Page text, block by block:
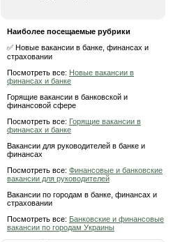
Наиболее посещаемые рубрики
✅ Новые вакансии в банке, финансах и
страховании
Посмотреть все: Новые вакансии в
финансах и банке
Горящие вакансии в банковской и
финансовой сфере
Посмотреть все: Горящие вакансии в
финансах и банке
Вакансии для руководителей в банке и
финансах
Посмотреть все: Финансовые и банковские
вакансии для руководителей
Вакансии по городам в банке, финансах и
страховании
Посмотреть все: Банковские и финансовые
вакансии по городам Украины